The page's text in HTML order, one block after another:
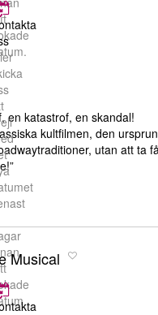
en katastrof, en skandal!
kultfilmen, den
utan att ta
Musical